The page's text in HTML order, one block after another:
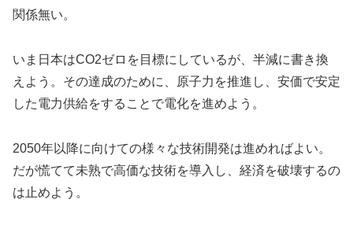
関係無い。
いま日本はCO2ゼロを目標にしているが、半減に書き換
えよう。その達成のために、原子力を推進し、安価で安定
した電力供給をすることで電化を進めよう。
2050年以降に向けての様々な技術開発は進めればよい。
だが慌てて未熟で高価な技術を導入し、経済を破壊するの
は止めよう。